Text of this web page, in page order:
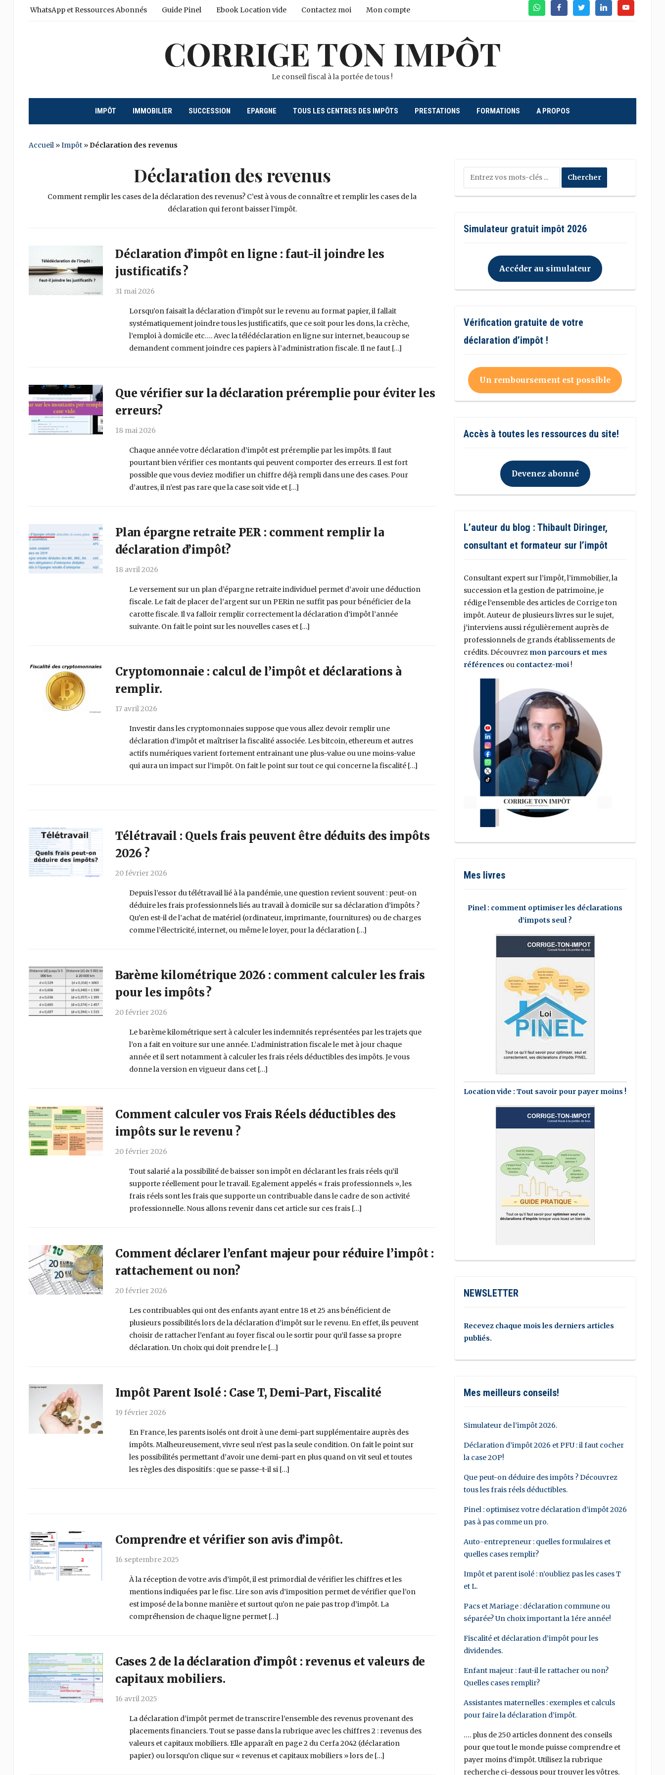
WhatsAppFacebookTwitterLinkedinYoutube
WhatsApp et Ressources Abonnés Guide Pinel Ebook Location vide Contactez moi Mon compte
CORRIGE TON IMPÔT
Le conseil fiscal à la portée de tous !
IMPÔT IMMOBILIER SUCCESSION EPARGNE TOUS LES CENTRES DES IMPÔTS PRESTATIONS FORMATIONS A PROPOS
Accueil»Impôt» Déclaration des revenus
Déclaration des revenus
Comment remplir les cases de la déclaration des revenus? C’est à vous de connaître et remplir les cases de la
déclaration qui feront baisser l’impôt.
Déclaration d’impôt en ligne : faut-il joindre les
justificatifs ?
31 mai 2026
Lorsqu’on faisait la déclaration d’impôt sur le revenu au format papier, il fallait
systématiquement joindre tous les justificatifs, que ce soit pour les dons, la crèche,
l’emploi à domicile etc…. Avec la télédéclaration en ligne sur internet, beaucoup se
demandent comment joindre ces papiers à l’administration fiscale. Il ne faut […]
Que vérifier sur la déclaration préremplie pour éviter les
erreurs?
18 mai 2026
Chaque année votre déclaration d’impôt est préremplie par les impôts. Il faut
pourtant bien vérifier ces montants qui peuvent comporter des erreurs. Il est fort
possible que vous deviez modifier un chiffre déjà rempli dans une des cases. Pour
d’autres, il n’est pas rare que la case soit vide et […]
Plan épargne retraite PER : comment remplir la
déclaration d’impôt?
18 avril 2026
Le versement sur un plan d’épargne retraite individuel permet d’avoir une déduction
fiscale. Le fait de placer de l’argent sur un PERin ne suffit pas pour bénéficier de la
carotte fiscale. Il va falloir remplir correctement la déclaration d’impôt l’année
suivante. On fait le point sur les nouvelles cases et […]
Cryptomonnaie : calcul de l’impôt et déclarations à
remplir.
17 avril 2026
Investir dans les cryptomonnaies suppose que vous allez devoir remplir une
déclaration d’impôt et maîtriser la fiscalité associée. Les bitcoin, ethereum et autres
actifs numériques varient fortement entrainant une plus-value ou une moins-value
qui aura un impact sur l’impôt. On fait le point sur tout ce qui concerne la fiscalité […]
Télétravail : Quels frais peuvent être déduits des impôts
2026 ?
20 février 2026
Depuis l’essor du télétravail lié à la pandémie, une question revient souvent : peut-on
déduire les frais professionnels liés au travail à domicile sur sa déclaration d’impôts ?
Qu’en est-il de l’achat de matériel (ordinateur, imprimante, fournitures) ou de charges
comme l’électricité, internet, ou même le loyer, pour la déclaration […]
Barème kilométrique 2026 : comment calculer les frais
pour les impôts ?
20 février 2026
Le barème kilométrique sert à calculer les indemnités représentées par les trajets que
l’on a fait en voiture sur une année. L’administration fiscale le met à jour chaque
année et il sert notamment à calculer les frais réels déductibles des impôts. Je vous
donne la version en vigueur dans cet […]
Comment calculer vos Frais Réels déductibles des
impôts sur le revenu ?
20 février 2026
Tout salarié a la possibilité de baisser son impôt en déclarant les frais réels qu’il
supporte réellement pour le travail. Egalement appelés « frais professionnels », les
frais réels sont les frais que supporte un contribuable dans le cadre de son activité
professionnelle. Nous allons revenir dans cet article sur ces frais […]
Comment déclarer l’enfant majeur pour réduire l’impôt :
rattachement ou non?
20 février 2026
Les contribuables qui ont des enfants ayant entre 18 et 25 ans bénéficient de
plusieurs possibilités lors de la déclaration d’impôt sur le revenu. En effet, ils peuvent
choisir de rattacher l’enfant au foyer fiscal ou le sortir pour qu’il fasse sa propre
déclaration. Un choix qui doit prendre le […]
Impôt Parent Isolé : Case T, Demi-Part, Fiscalité
19 février 2026
En France, les parents isolés ont droit à une demi-part supplémentaire auprès des
impôts. Malheureusement, vivre seul n’est pas la seule condition. On fait le point sur
les possibilités permettant d’avoir une demi-part en plus quand on vit seul et toutes
les règles des dispositifs : que se passe-t-il si […]
Comprendre et vérifier son avis d’impôt.
16 septembre 2025
À la réception de votre avis d’impôt, il est primordial de vérifier les chiffres et les
mentions indiquées par le fisc. Lire son avis d’imposition permet de vérifier que l’on
est imposé de la bonne manière et surtout qu’on ne paie pas trop d’impôt. La
compréhension de chaque ligne permet […]
Cases 2 de la déclaration d’impôt : revenus et valeurs de
capitaux mobiliers.
16 avril 2025
La déclaration d’impôt permet de transcrire l’ensemble des revenus provenant des
placements financiers. Tout se passe dans la rubrique avec les chiffres 2 : revenus des
valeurs et capitaux mobiliers. Elle apparaît en page 2 du Cerfa 2042 (déclaration
papier) ou lorsqu’on clique sur « revenus et capitaux mobiliers » lors de […]
Simulateur gratuit impôt 2026
Accéder au simulateur
Vérification gratuite de votre
déclaration d’impôt !
Un remboursement est possible
Accès à toutes les ressources du site!
Devenez abonné
L’auteur du blog : Thibault Diringer,
consultant et formateur sur l’impôt
Consultant expert sur l’impôt, l’immobilier, la
succession et la gestion de patrimoine, je
rédige l’ensemble des articles de Corrige ton
impôt. Auteur de plusieurs livres sur le sujet,
j’interviens aussi régulièrement auprès de
professionnels de grands établissements de
crédits. Découvrez mon parcours et mes
références ou contactez-moi!
Mes livres
Pinel : comment optimiser les déclarations
d’impots seul ?
Location vide : Tout savoir pour payer moins !
NEWSLETTER
Recevez chaque mois les derniers articles
publiés.
Mes meilleurs conseils!
Simulateur de l’impôt 2026.
Déclaration d’impôt 2026 et PFU : il faut cocher
la case 2OP!
Que peut-on déduire des impôts ? Découvrez
tous les frais réels déductibles.
Pinel : optimisez votre déclaration d’impôt 2026
pas à pas comme un pro.
Auto-entrepreneur : quelles formulaires et
quelles cases remplir?
Impôt et parent isolé : n’oubliez pas les cases T
et L.
Pacs et Mariage : déclaration commune ou
séparée? Un choix important la 1ére année!
Fiscalité et déclaration d’impôt pour les
dividendes.
Enfant majeur : faut-il le rattacher ou non?
Quelles cases remplir?
Assistantes maternelles : exemples et calculs
pour faire la déclaration d’impôt.
…. plus de 250 articles donnent des conseils
pour que tout le monde puisse comprendre et
payer moins d’impôt. Utilisez la rubrique
recherche ci-dessous pour trouver les vôtres.